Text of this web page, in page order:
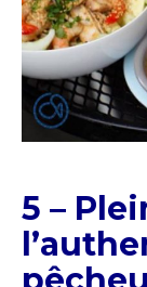
5 –